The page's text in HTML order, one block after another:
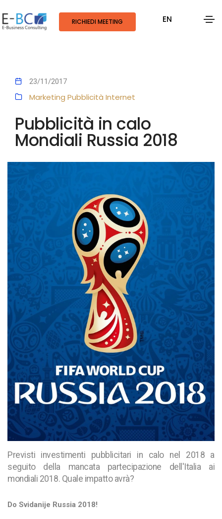
RICHIEDI MEETING EN
23/11/2017
Marketing Pubblicità Internet
Pubblicità in calo
Mondiali Russia 2018
Previsti investimenti pubblicitari in calo nel 2018 a
seguito della mancata partecipazione dell'Italia ai
mondiali 2018. Quale impatto avrà?
Do Svidanije Russia 2018!